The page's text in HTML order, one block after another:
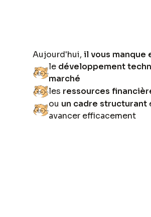
Aujourd'hui, il vous manque
le développement
marché
les ressources
ou un cadre structurant
avancer efficacement